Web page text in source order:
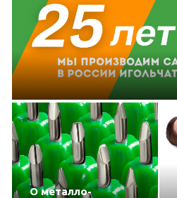
О металло-